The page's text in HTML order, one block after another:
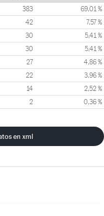
383 69,01 %
42 7,57 %
30 5,41 %
30 5,41 %
27 4,86 %
22 3,96 %
14 2,52 %
2 0,36 %
en xml